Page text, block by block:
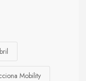
Mobility